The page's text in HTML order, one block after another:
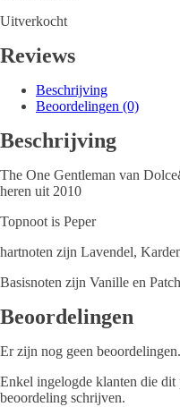
Uitverkocht
Reviews
Beschrijving
Beoordelingen (0)
Beschrijving
The One Gentleman van
heren uit 2010
Topnoot is Peper
hartnoten zijn Lavendel,
Basisnoten zijn Vanille en
Beoordelingen
Er zijn nog geen beoordelingen.
Enkel ingelogde klanten die dit
beoordeling schrijven.